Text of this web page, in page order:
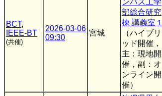
BCT,
IEEE-BT
(共催)
2026-03-06
09:30
宮城
ンパス工学
部総合研究
棟 講義室１
（ハイブリ
ッド開催，
主：現地開
催，副：オ
ンライン開
催）